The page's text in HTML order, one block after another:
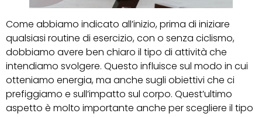
Come abbiamo indicato all’inizio, prima di iniziare
qualsiasi routine di esercizio, con o senza ciclismo,
dobbiamo avere ben chiaro il tipo di attività che
intendiamo svolgere. Questo influisce sul modo in cui
otteniamo energia, ma anche sugli obiettivi che ci
prefiggiamo e sull’impatto sul corpo. Quest’ultimo
aspetto è molto importante anche per scegliere il tipo